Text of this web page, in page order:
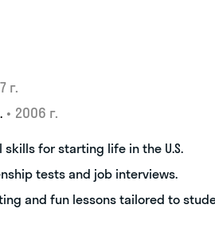
г.
• 2006 г.
for starting life in the U.S.
tests and job interviews.
and fun lessons tailored to